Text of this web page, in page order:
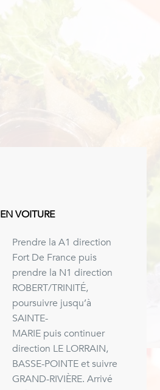
EN VOITURE
Prendre la A1 direction
Fort De France puis
prendre la N1 direction
ROBERT/TRINITÉ,
poursuivre jusqu’à
SAINTE-
MARIE puis continuer
direction LE LORRAIN,
BASSE-POINTE et suivre
GRAND-RIVIÈRE. Arrivé